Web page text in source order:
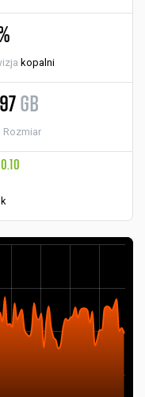
kopalni
GB
Rozmiar